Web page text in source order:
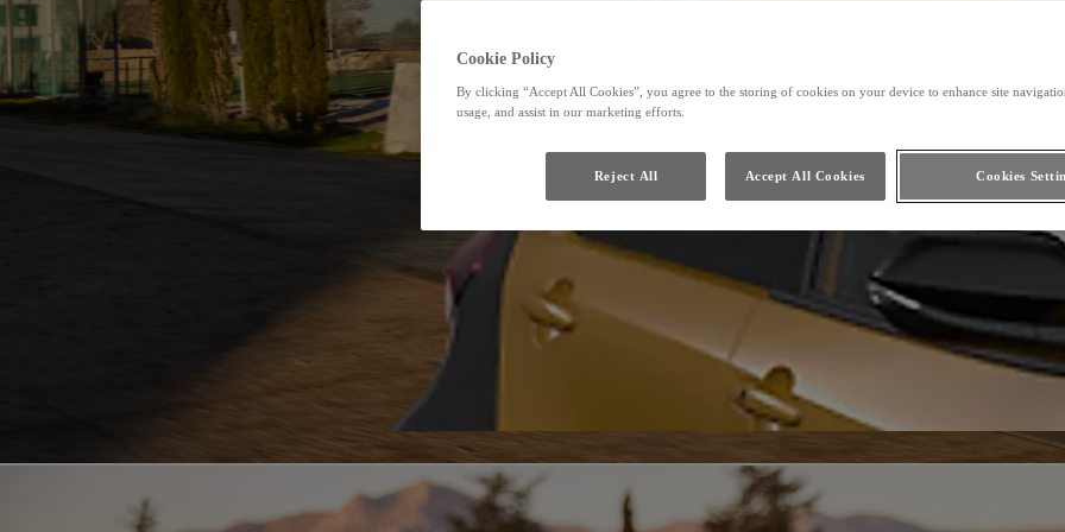
Cookie Policy
By clicking “Accept All Cookies”, you agree to the storing of cookies on your device to enhance site
usage, and assist in our marketing efforts.
Cookies
Reject All Accept All Cookies